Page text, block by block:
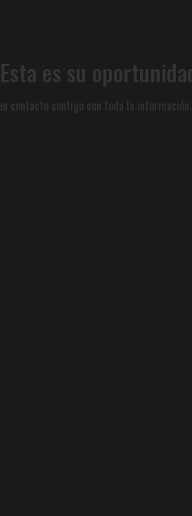
es su
contacto contigo con toda la información.